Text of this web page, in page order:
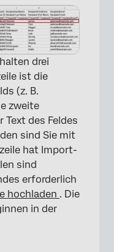
drei
ist die
(z. B.
zweite
Text des Feldes
sind Sie mit
hat Import-
sind
erforderlich
hochladen . Die
in der